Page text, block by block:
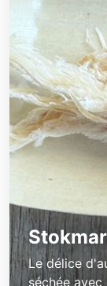
Le délice
séchée avec